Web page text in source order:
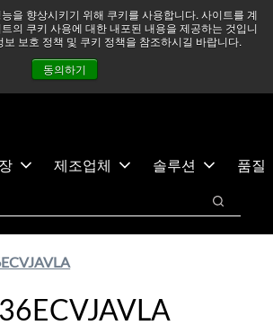
을 향상시키기 위해 쿠키를 사용합니다. 사이트를 계
의 쿠키 사용에 대한 내포된 내용을 제공하는 것입니
보호 정책 및 쿠키 정책을 참조하시길 바랍니다.
동의하기
적으로 주시하고 있으며, 모든 서비스는
영되고 있습니다. 더 읽어보기 →
뉴스
문의하기
제조업체 솔루션
품질
검색